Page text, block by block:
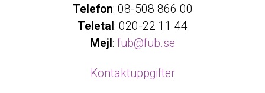
Telefon: 08-508 866 00
Teletal : 020-22 11 44
Mejl : fub@fub.se
Kontaktuppgifter